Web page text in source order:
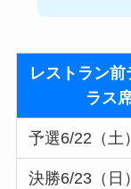
レストラン前
ラス
予選6/22（土）
決勝6/23（日）